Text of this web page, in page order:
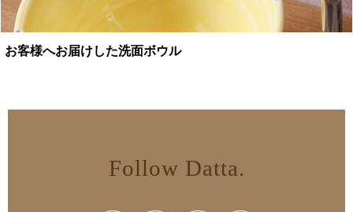
お客様へお届けした洗面ボウル
Follow Datta.